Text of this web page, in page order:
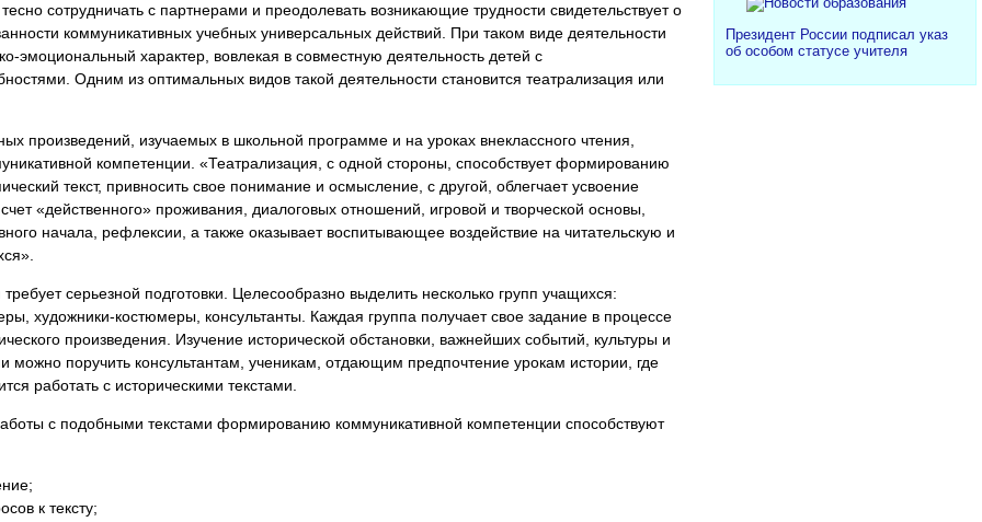
сотрудничать с партнерами и преодолевать возникающие трудности свидетельствует о
коммуникативных учебных универсальных действий. При таком виде деятельности
эмоциональный характер, вовлекая в совместную деятельность детей с
Одним из оптимальных видов такой деятельности становится театрализация или
произведений, изучаемых в школьной программе и на уроках внеклассного чтения,
компетенции. «Театрализация, с одной стороны, способствует формированию
текст, привносить свое понимание и осмысление, с другой, облегчает усвоение
«действенного» проживания, диалоговых отношений, игровой и творческой основы,
начала, рефлексии, а также оказывает воспитывающее воздействие на читательскую и
серьезной подготовки. Целесообразно выделить несколько групп учащихся:
художники-костюмеры, консультанты. Каждая группа получает свое задание в процессе
произведения. Изучение исторической обстановки, важнейших событий, культуры и
можно поручить консультантам, ученикам, отдающим предпочтение урокам истории, где
работать с историческими текстами.
с подобными текстами формированию коммуникативной компетенции способствуют
к тексту;
Президент России подписал указ
об особом статусе учителя